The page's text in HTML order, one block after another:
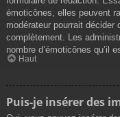
émoticônes, elles peuvent
modérateur pourrait décider
complètement. Les
nombre d’émoticônes qu’il
Haut
Puis-je insérer des